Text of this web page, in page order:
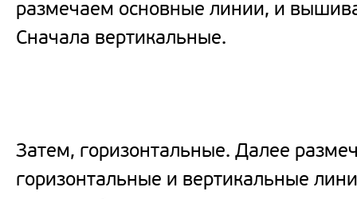
размечаем основные линии, и
Сначала вертикальные.
Затем, горизонтальные. Далее
горизонтальные и вертикальные